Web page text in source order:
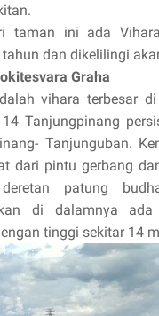
taman ini ada
dan dikelilingi
Graha
vihara terbesar di
Tanjungpinang
Tanjunguban.
dari pintu gerbang
patung
di dalamnya
tinggi sekitar 14